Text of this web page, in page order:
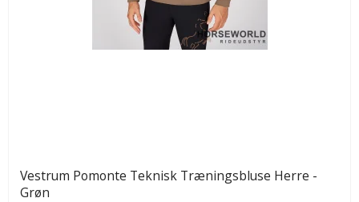
Vestrum Pomonte Teknisk Træningsbluse Herre -
Grøn